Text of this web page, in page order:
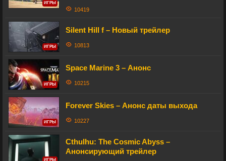
ИГРЫ
10419
ИГРЫ
Silent Hill f – Новый трейлер
10813
ИГРЫ
Space Marine 3 – Анонс
10215
ИГРЫ
Forever Skies – Анонс даты выхода
10227
ИГРЫ
Cthulhu: The Cosmic Abyss –
Анонсирующий трейлер